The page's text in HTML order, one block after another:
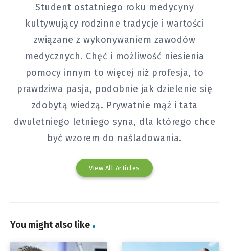
Student ostatniego roku medycyny
kultywujący rodzinne tradycje i wartości
związane z wykonywaniem zawodów
medycznych. Chęć i możliwość niesienia
pomocy innym to więcej niż profesja, to
prawdziwa pasja, podobnie jak dzielenie się
zdobytą wiedzą. Prywatnie mąż i tata
dwuletniego letniego syna, dla którego chce
być wzorem do naśladowania.
View All Articles
You might also like